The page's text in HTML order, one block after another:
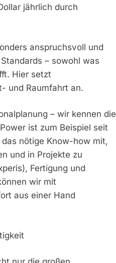
jährlich durch
anspruchsvoll und
– sowohl was
Hier setzt
und Raumfahrt an.
– wir kennen die
ist zum Beispiel seit
nötige Know-how mit,
und in Projekte zu
Fertigung und
wir mit
aus einer Hand